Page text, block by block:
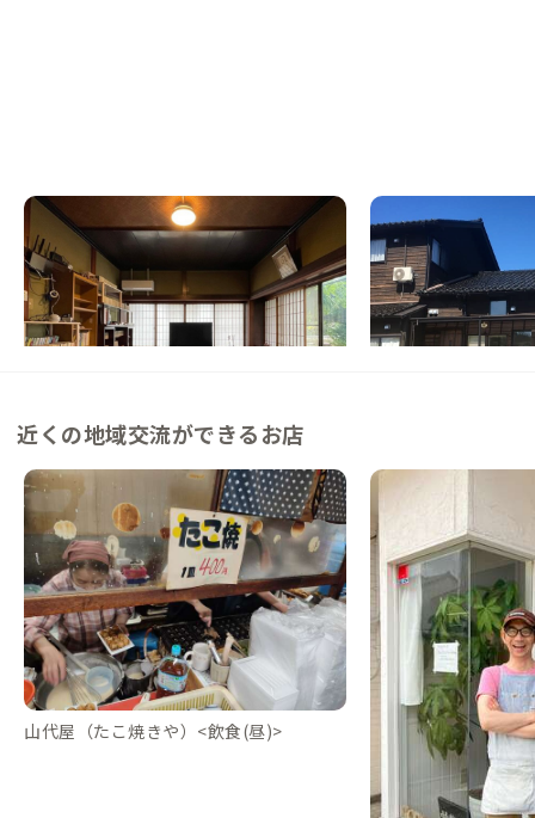
氷見C邸
富山県 シェアハウス
【駅徒歩4分】遊び心の詰まったヒミツの遊
び場
この家からの距離 3km
氷見A邸
富山県 ゲストハウス
【カフェ併設】大自
この家からの距離 7km
近くの地域交流ができるお店
山代屋（たこ焼きや）<飲食(昼)>